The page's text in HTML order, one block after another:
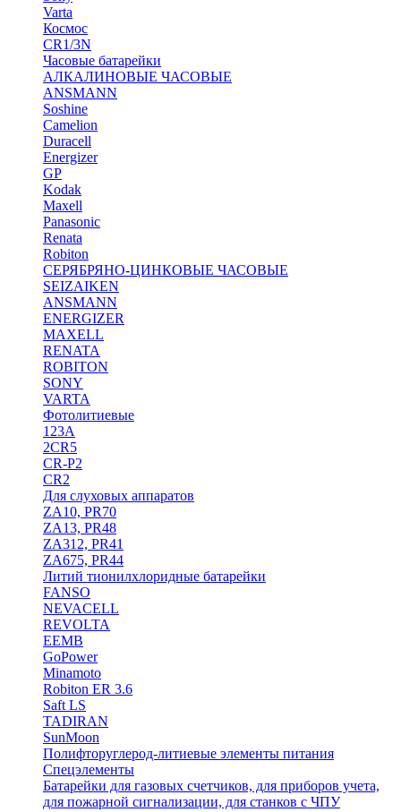
Varta
Космос
CR1/3N
Часовые батарейки
АЛКАЛИНОВЫЕ ЧАСОВЫЕ
ANSMANN
Soshine
Camelion
Duracell
Energizer
GP
Kodak
Maxell
Panasonic
Renata
Robiton
СЕРЯБРЯНО-ЦИНКОВЫЕ ЧАСОВЫЕ
SEIZAIKEN
ANSMANN
ENERGIZER
MAXELL
RENATA
ROBITON
SONY
VARTA
Фотолитиевые
123A
2CR5
CR-P2
CR2
Для слуховых аппаратов
ZA10, PR70
ZA13, PR48
ZA312, PR41
ZA675, PR44
Литий тионилхлоридные батарейки
FANSO
NEVACELL
REVOLTA
EEMB
GoPower
Minamoto
Robiton ER 3.6
Saft LS
TADIRAN
SunMoon
Полифторуглерод-литиевые элементы питания
Спецэлементы
Батарейки для газовых счетчиков, для приборов учета,
для пожарной сигнализации, для станков с ЧПУ